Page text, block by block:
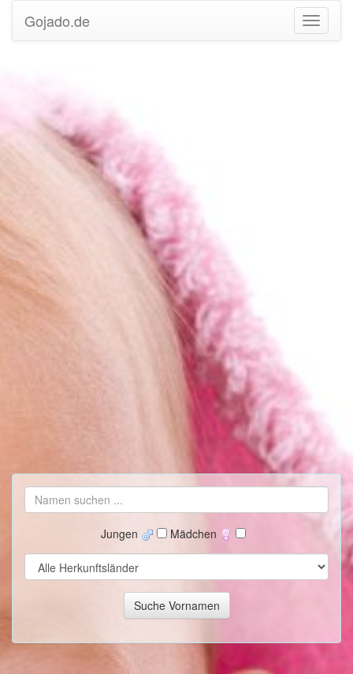
Gojado.de
Jungen Mädchen